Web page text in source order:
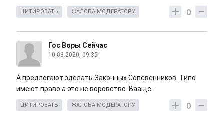
0
ЦИТИРОВАТЬ ЖАЛОБА МОДЕРАТОРУ
Гос Воры Сейчас
10.08.2020, 09:35
А предлогают зделать Законных Сопсвенников. Типо
имеют право а это не воровство. Вааще.
0
ЦИТИРОВАТЬ ЖАЛОБА МОДЕРАТОРУ